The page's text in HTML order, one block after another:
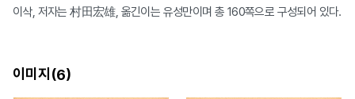
이삭, 저자는 村田宏雄, 옮긴이는 유성만이며 총 160쪽으로 구성되어 있다.
이미지(6)